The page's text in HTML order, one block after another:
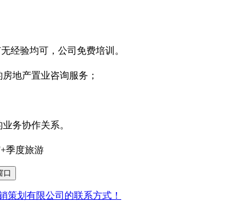
经验均可，公司免费培训。
地产置业咨询服务；
务协作关系。
季度旅游
策划有限公司的联系方式！